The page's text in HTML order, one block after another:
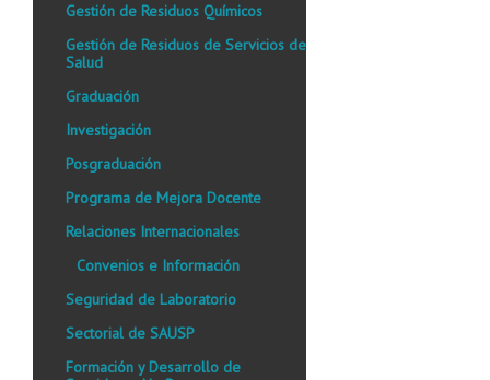
Gestión de Residuos Químicos
Gestión de Residuos de Servicios de
Salud
Graduación
Investigación
Posgraduación
Programa de Mejora Docente
Relaciones Internacionales
Convenios e Información
Seguridad de Laboratorio
Sectorial de SAUSP
Formación y Desarrollo de